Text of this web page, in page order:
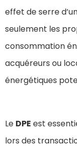
effet de serre
seulement les
consommation
acquéreurs ou
énergétiques
Le DPE est
lors des